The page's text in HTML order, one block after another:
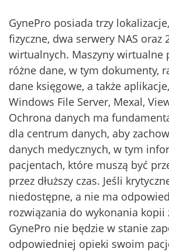
GynePro posiada trzy
fizyczne, dwa serwery NAS oraz
wirtualnych. Maszyny wirtualne
różne dane, w tym dokumenty,
dane księgowe, a także
Windows File Server, Mexal,
Ochrona danych ma
dla centrum danych, aby
danych medycznych, w tym
pacjentach, które muszą być
przez dłuższy czas. Jeśli
niedostępne, a nie ma
rozwiązania do wykonania kopii
GynePro nie będzie w stanie
odpowiedniej opieki swoim